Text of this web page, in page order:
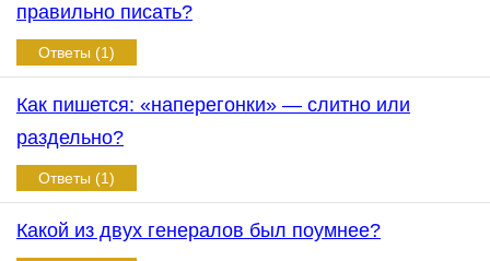
правильно писать?
Ответы (1)
Как пишется: «наперегонки» — слитно или
раздельно?
Ответы (1)
Какой из двух генералов был поумнее?